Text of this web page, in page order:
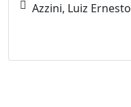
Azzini, Luiz Ernesto